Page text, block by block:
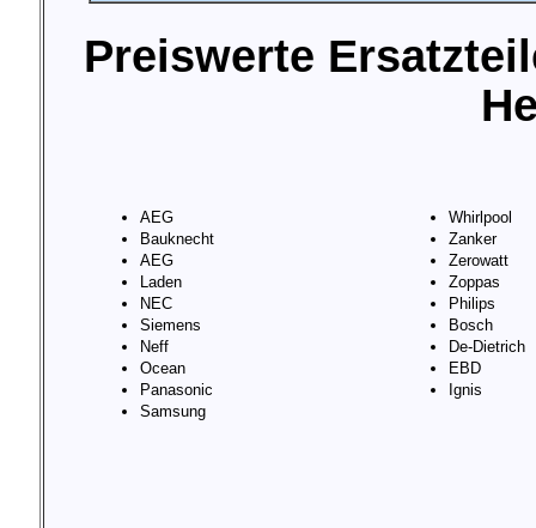
Preiswerte
AEG
Bauknecht
AEG
Laden
NEC
Siemens
Neff
Ocean
Panasonic
Samsung
Whirlpool
Zanker
Zerowatt
Zoppas
Philips
Bosch
De-Dietrich
EBD
Ignis